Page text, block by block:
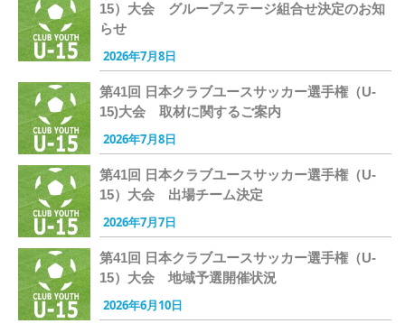
15）大会 グループステージ組合せ決定のお知
らせ
2026年7月8日
第41回 日本クラブユースサッカー選手権（U-
15)大会 取材に関するご案内
2026年7月8日
第41回 日本クラブユースサッカー選手権（U-
15）大会 出場チーム決定
2026年7月7日
第41回 日本クラブユースサッカー選手権（U-
15）大会 地域予選開催状況
2026年6月10日